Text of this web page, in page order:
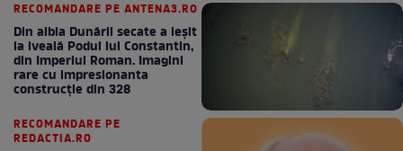
RECOMANDARE PE ANTENA3.RO
Din albia Dunării secate a ieșit
la iveală Podul lui Constantin,
din Imperiul Roman. Imagini
rare cu impresionanta
construcție din 328
RECOMANDARE PE
REDACTIA.RO